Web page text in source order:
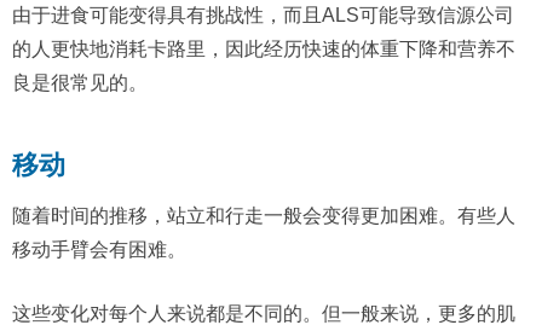
由于进食可能变得具有挑战性，而且ALS可能导致信源公司
的人更快地消耗卡路里，因此经历快速的体重下降和营养不
良是很常见的。
移动
随着时间的推移，站立和行走一般会变得更加困难。有些人
移动手臂会有困难。
这些变化对每个人来说都是不同的。但一般来说，更多的肌